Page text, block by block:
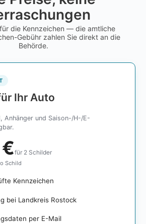
die Kennzeichen — die amtliche
Gebühr zahlen Sie direkt an die
Behörde.
Ihr Auto
Anhänger und Saison-/H-/E-
für 2 Schilder
Schild
Kennzeichen
bei Landkreis Rostock
per E-Mail